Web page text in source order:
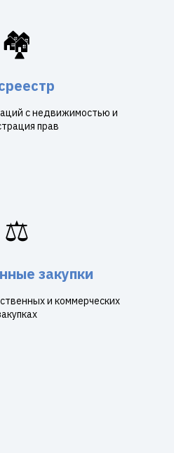
🏘️
с недвижимостью и
прав
⚖️
закупки
и коммерческих